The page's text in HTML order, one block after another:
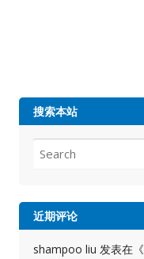
搜索本站
for:
近期评论
shampoo liu 发表在《